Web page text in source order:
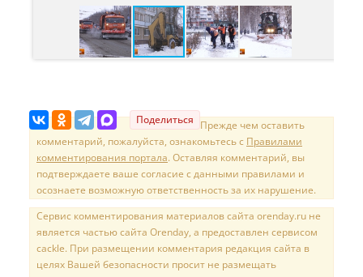
Поделиться Прежде чем оставить
комментарий, пожалуйста, ознакомьтесь с Правилами
комментирования портала. Оставляя комментарий, вы
подтверждаете ваше согласие с данными правилами и
осознаете возможную ответственность за их нарушение.
Сервис комментирования материалов сайта orenday.ru не
является частью сайта Orenday, а предоставлен сервисом
cackle. При размещении комментария редакция сайта в
целях Вашей безопасности просит не размещать